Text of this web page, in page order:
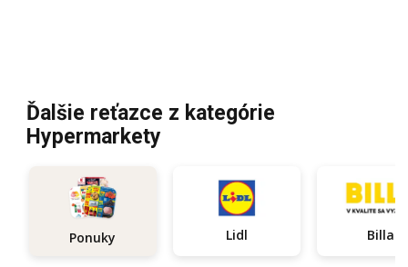
Ďalšie reťazce z kategórie
Hypermarkety
Ponuky Lidl Billa